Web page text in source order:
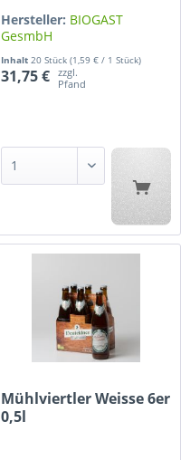
Hersteller: BIOGAST
GesmbH
Inhalt20 Stück(1,59 € / 1 Stück)
31,75 €
zzgl.
Pfand
Mühlviertler Weisse 6er
0,5l